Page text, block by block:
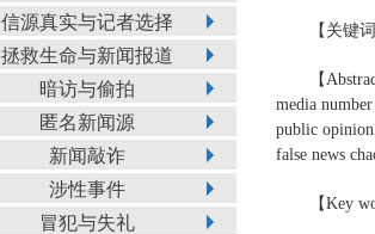
信源真实与记者选择
拯救生命与新闻报道
暗访与偷拍
匿名新闻源
新闻敲诈
涉性事件
冒犯与失礼
【关键
【
media
public opinion
false news
【Key